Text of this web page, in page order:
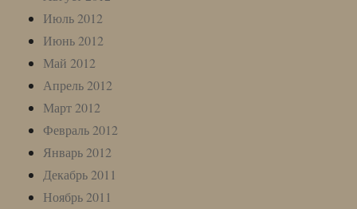
Июль 2012
Июнь 2012
Май 2012
Апрель 2012
Март 2012
Февраль 2012
Январь 2012
Декабрь 2011
Ноябрь 2011